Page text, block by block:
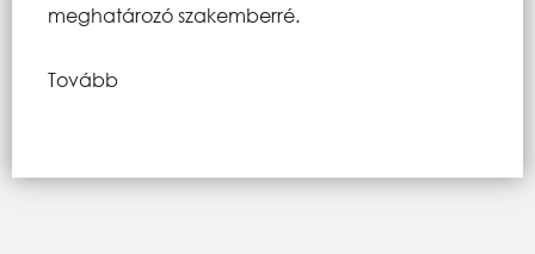
meghatározó szakemberré.
Tovább